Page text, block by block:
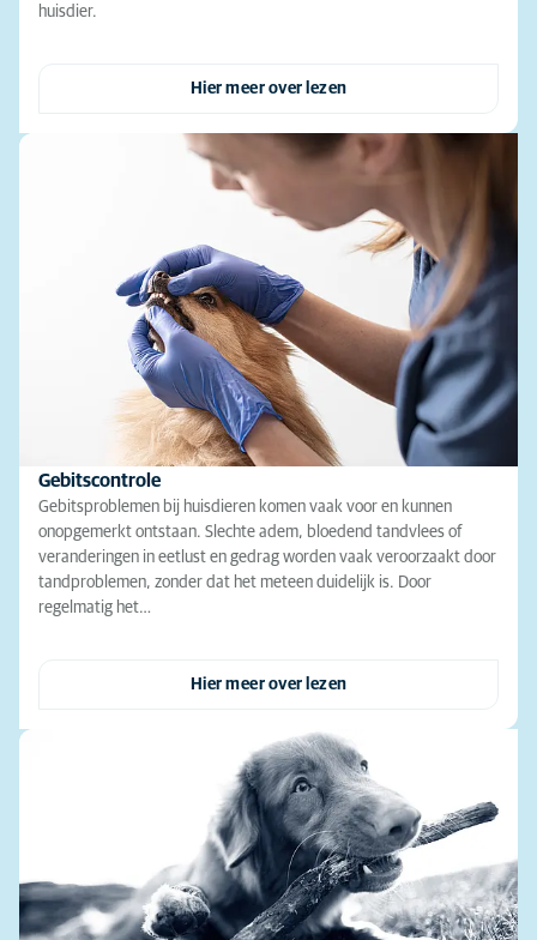
huisdier.
Hier meer over lezen
Gebitscontrole
Gebitsproblemen bij huisdieren komen vaak voor en kunnen
onopgemerkt ontstaan. Slechte adem, bloedend tandvlees of
veranderingen in eetlust en gedrag worden vaak veroorzaakt door
tandproblemen, zonder dat het meteen duidelijk is. Door
regelmatig het…
Hier meer over lezen